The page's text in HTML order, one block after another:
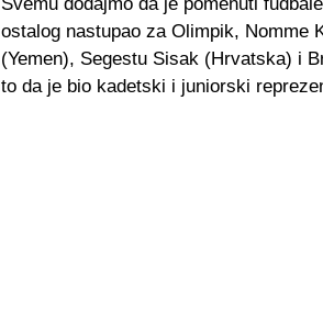
ostalog nastupao za Olimpik, Nomme
(Yemen), Segestu Sisak (Hrvatska) i
to da je bio kadetski i juniorski